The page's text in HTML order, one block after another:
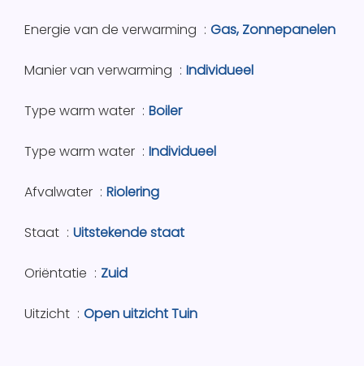
Energie van de verwarming Gas, Zonnepanelen
Manier van verwarming Individueel
Type warm water Boiler
Type warm water Individueel
Afvalwater Riolering
Staat Uitstekende staat
Oriëntatie Zuid
Uitzicht Open uitzicht Tuin